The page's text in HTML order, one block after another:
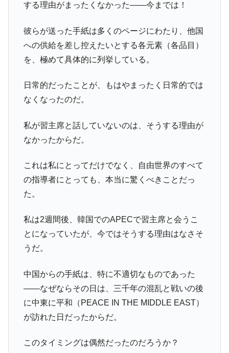
する理由がまったくなかった——今までは！
彼らが送った手紙は多くのページにわたり、他国
への供給を差し控えたいとする各元素（各品目）
を、極めて具体的に列挙している。
日常的だったことが、もはやまったく日常的では
なくなったのだ。
私が習主席と話していないのは、そうする理由が
なかったからだ。
これは私にとってだけでなく、自由世界のすべて
の指導者にとっても、本当に驚くべきことだっ
た。
私は2週間後、韓国でのAPECで習主席と会うこ
とになっていたが、今ではそうする理由はなさそ
うだ。
中国からの手紙は、特に不適切なものであった
——なぜならその日は、三千年の混乱と戦いの後
に中東に平和（PEACE IN THE MIDDLE EAST）
が訪れた日だったからだ。
このタイミングは偶然だったのだろうか？